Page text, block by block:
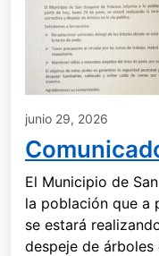
junio 29, 2026
El Municipio de
la población que a
se estará
despeje de árboles